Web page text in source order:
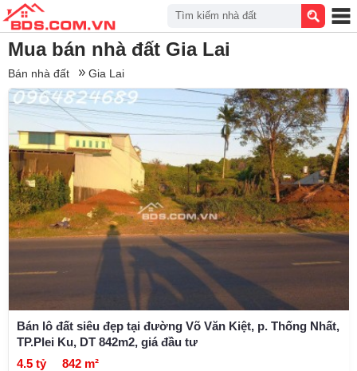
Mua bán nhà đất Gia Lai
Bán nhà đất Gia Lai
Bán lô đất siêu đẹp tại đường Võ Văn Kiệt, p. Thống Nhất,
TP.Plei Ku, DT 842m2, giá đầu tư
4.5 tỷ
842 m²
Tìm kiếm nhà đất